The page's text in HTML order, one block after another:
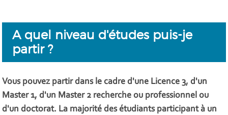
A quel niveau d'études puis-je
partir ?
Vous pouvez partir dans le cadre d'une Licence 3, d'un
Master 1, d'un Master 2 recherche ou professionnel ou
d'un doctorat. La majorité des étudiants participant à un